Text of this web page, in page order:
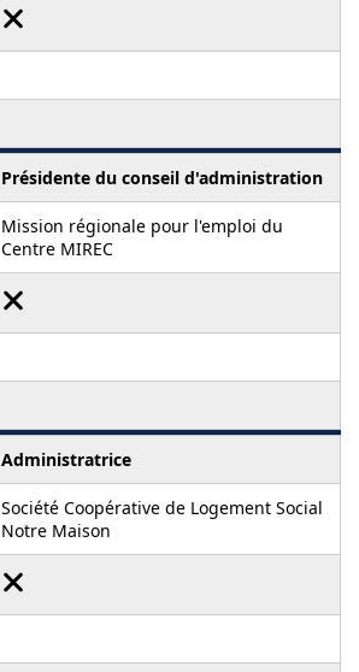
Présidente du conseil d'administration
Mission régionale pour l'emploi du
Centre MIREC
Administratrice
Société Coopérative de Logement Social
Notre Maison